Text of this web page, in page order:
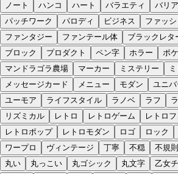
ノート
ハンコ ハート バラエティ バリ
パッチワーク
パロディ ビジネス ファッ
ファンタジー
ファンテール体 ブラックレタ
ブロック
プロダクト ペン字 ホラー ポ
マンドラゴラ農場
マーカー ミステリー
メッセージカード
メニュー モダン
ユニ
ユーモア
ライフスタイル ラノベ ラフ
リズミカル
レトロ レトロゲーム
レトロ
レトロポップ
レトロモダン ロゴ ロック
ワープロ
ヴィンテージ 丁寧 不穏 不規則
丸い
丸っこい 丸ゴシック 丸文字 乙女